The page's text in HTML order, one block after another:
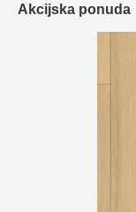
Akcijska ponuda